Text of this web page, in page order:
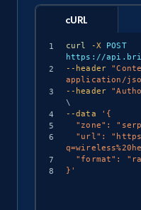
cURL
curl -X POST
https://
--header
application/
--header
\
--data
'{
}'